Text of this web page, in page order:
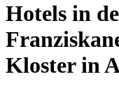
Hotels in
Kloster in